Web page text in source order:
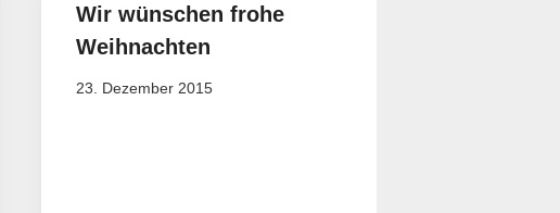
Wir wünschen frohe
Weihnachten
23. Dezember 2015